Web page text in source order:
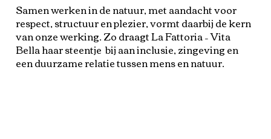
Samen werken in de natuur, met aandacht voor
respect, structuur en plezier, vormt daarbij de kern
van onze werking. Zo draagt La Fattoria – Vita
Bella haar steentje bij aan inclusie, zingeving en
een duurzame relatie tussen mens en natuur.